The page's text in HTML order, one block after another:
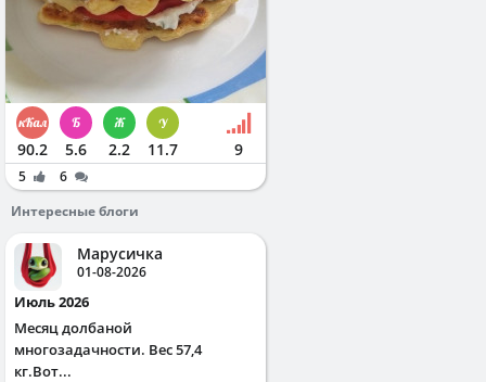
90.2 5.6 2.2 11.7 9
5
6
Интересные блоги
Марусичка
01-08-2026
Июль 2026
Месяц долбаной
многозадачности. Вес 57,4
кг.Вот...